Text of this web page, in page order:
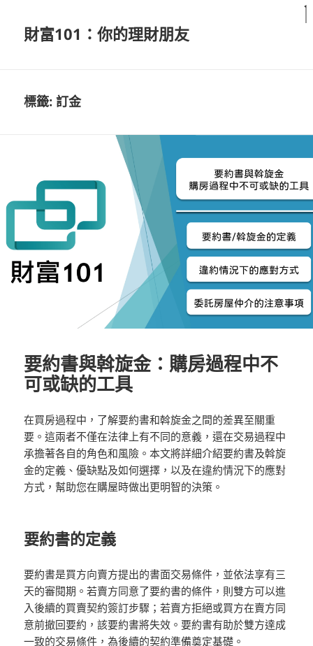
財富101：你的理財朋友
標籤:訂金
要約書與斡旋金：購房過程中不
可或缺的工具
在買房過程中，了解要約書和斡旋金之間的差異至關重
要。這兩者不僅在法律上有不同的意義，還在交易過程中
承擔著各自的角色和風險。本文將詳細介紹要約書及斡旋
金的定義、優缺點及如何選擇，以及在違約情況下的應對
方式，幫助您在購屋時做出更明智的決策。
要約書的定義
要約書是買方向賣方提出的書面交易條件，並依法享有三
天的審閱期。若賣方同意了要約書的條件，則雙方可以進
入後續的買賣契約簽訂步驟；若賣方拒絕或買方在賣方同
意前撤回要約，該要約書將失效。要約書有助於雙方達成
一致的交易條件，為後續的契約準備奠定基礎。